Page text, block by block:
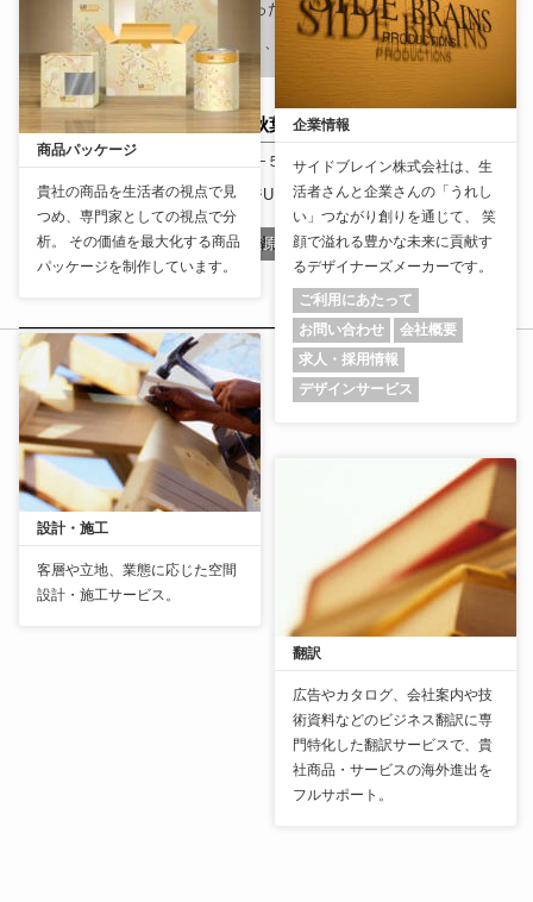
は、4階にあるので、階段を使った準備運動もできる。トレーナ
ーは、気さくで、親切。 行くと、柴犬が出迎えてくれる。
パーソナルトレーニングジム秋葉原アルティメイク
〒110-0006 東京都 台東区秋葉原１−５ 6階 （ 地図：
）
Tel: 090-3743-7379ホームページURL :https://altimake.net/
パーソナルトレーニングジム秋葉原アルティメイク
企業情報
サイドブレイン株式会社は、生
活者さんと企業さんの「うれし
い」つながり創りを通じて、 笑
顔で溢れる豊かな未来に貢献す
るデザイナーズメーカーです。
ご利用にあたって
お問い合わせ
会社概要
求人・採用情報
デザインサービス
商品パッケージ
貴社の商品を生活者の視点で見
つめ、専門家としての視点で分
析。 その価値を最大化する商品
パッケージを制作しています。
翻訳
広告やカタログ、会社案内や技
術資料などのビジネス翻訳に専
門特化した翻訳サービスで、貴
社商品・サービスの海外進出を
フルサポート。
設計・施工
客層や立地、業態に応じた空間
設計・施工サービス。